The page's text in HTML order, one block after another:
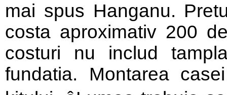
mai spus Hanganu.
costa aproximativ 200
costuri nu includ
fundatia. Montarea